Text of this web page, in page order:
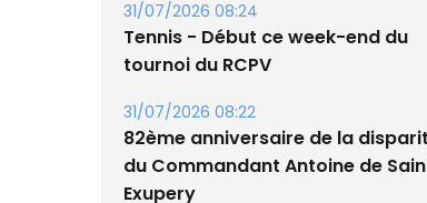
procession le 14 août
31/07/2026 08:24
tournoi du RCPV
31/07/2026 08:22
82ème anniversaire de la